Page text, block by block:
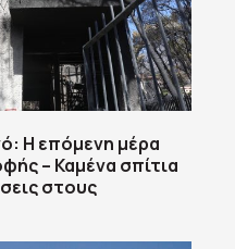
Η επόμενη μέρα
– Καμένα σπίτια
στους